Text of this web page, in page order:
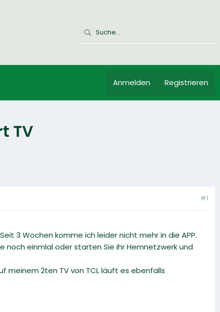
Anmelden Registrieren
TV
#1
3 Wochen komme ich leider nicht mehr in die APP.
noch einmlal oder starten Sie ihr Hemnetzwerk und
meinem 2ten TV von TCL läuft es ebenfalls